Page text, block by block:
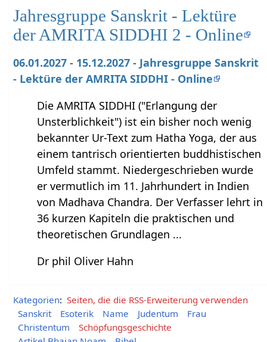
Jahresgruppe Sanskrit - Lektüre
der AMRITA SIDDHI 2 - Online
06.01.2027 - 15.12.2027 - Jahresgruppe Sanskrit
- Lektüre der AMRITA SIDDHI - Online
Die AMRITA SIDDHI ("Erlangung der
Unsterblichkeit") ist ein bisher noch wenig
bekannter Ur-Text zum Hatha Yoga, der aus
einem tantrisch orientierten buddhistischen
Umfeld stammt. Niedergeschrieben wurde
er vermutlich im 11. Jahrhundert in Indien
von Madhava Chandra. Der Verfasser lehrt in
36 kurzen Kapiteln die praktischen und
theoretischen Grundlagen ...
Dr phil Oliver Hahn
Kategorien: Seiten, die die RSS-Erweiterung verwenden
Sanskrit
Esoterik Name Judentum
Frau
Christentum
Schöpfungsgeschichte